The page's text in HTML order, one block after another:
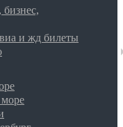
и жд билеты